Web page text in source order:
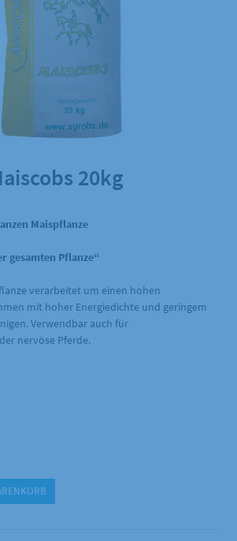
20kg
Maispflanze
gesamten Pflanze“
verarbeitet um einen hohen
mit hoher Energiedichte und geringem
Verwendbar auch für
nervöse Pferde.